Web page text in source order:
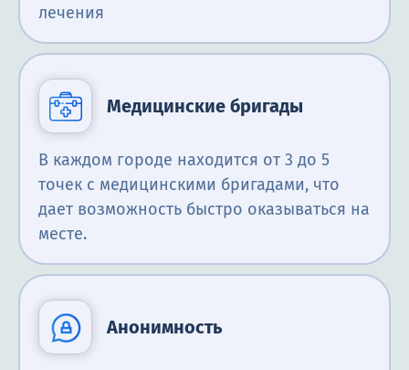
лечения
Медицинские бригады
В каждом городе находится от 3 до 5
точек с медицинскими бригадами, что
дает возможность быстро оказываться на
месте.
Анонимность